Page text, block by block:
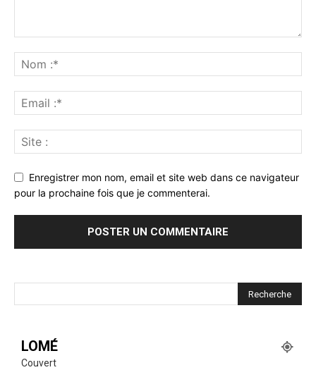
Enregistrer mon nom, email et site web dans ce navigateur
pour la prochaine fois que je commenterai.
LOMÉ
Couvert